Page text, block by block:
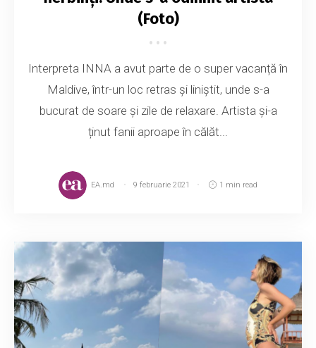
(Foto)
Interpreta INNA a avut parte de o super vacanță în
Maldive, într-un loc retras și liniștit, unde s-a
bucurat de soare și zile de relaxare. Artista și-a
ținut fanii aproape în călăt...
EA.md 9 februarie 2021 1 min read